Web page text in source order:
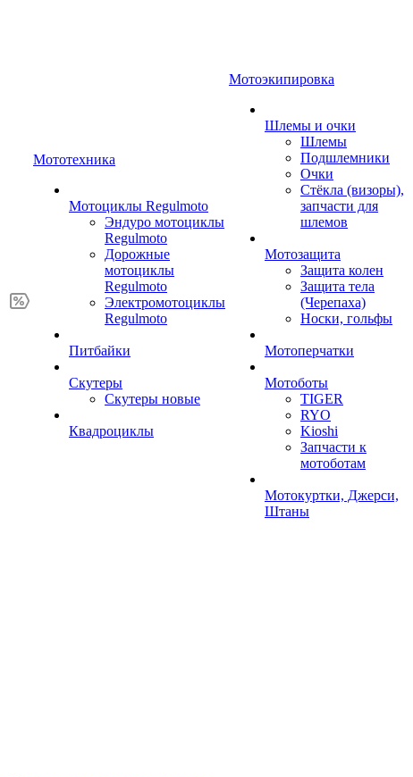
Мототехника
Мотоциклы Regulmoto
Эндуро мотоциклы
Regulmoto
Дорожные
мотоциклы
Regulmoto
Электромотоциклы
Regulmoto
Питбайки
Скутеры
Скутеры новые
Квадроциклы
Мотоэкипировка
Шлемы и очки
Шлемы
Подшлемники
Очки
Стёкла (визоры),
запчасти для
шлемов
Мотозащита
Защита колен
Защита тела
(Черепаха)
Носки, гольфы
Мотоперчатки
Мотоботы
TIGER
RYO
Kioshi
Запчасти к
мотоботам
Мотокуртки, Джерси,
Штаны